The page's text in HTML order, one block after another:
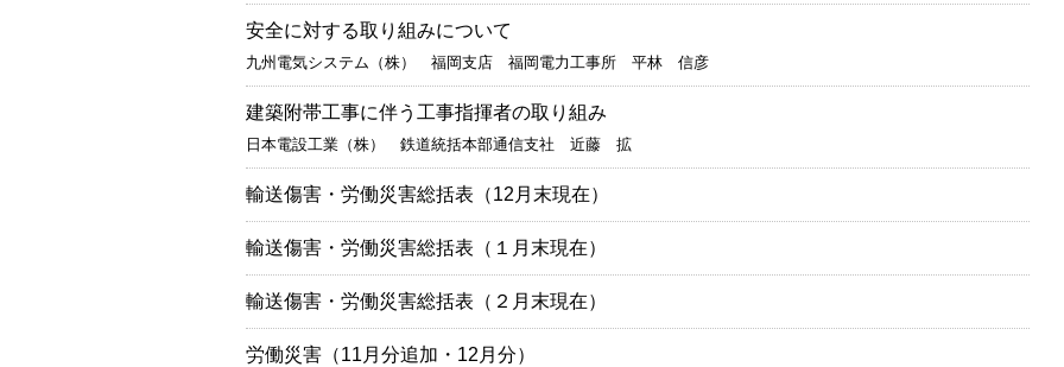
安全に対する取り組みについて
九州電気システム（株） 福岡支店 福岡電力工事所 平林 信彦
建築附帯工事に伴う工事指揮者の取り組み
日本電設工業（株） 鉄道統括本部通信支社 近藤 拡
輸送傷害・労働災害総括表（12月末現在）
輸送傷害・労働災害総括表（１月末現在）
輸送傷害・労働災害総括表（２月末現在）
労働災害（11月分追加・12月分）